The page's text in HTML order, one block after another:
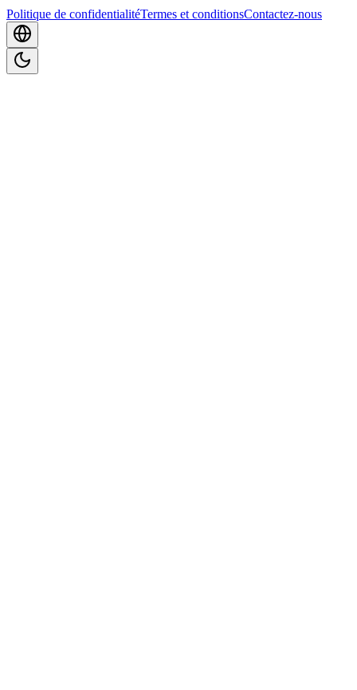
Politique de confidentialitéTermes et conditionsContactez-nous